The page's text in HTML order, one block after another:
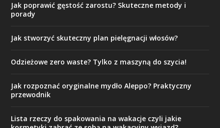
Jak poprawić gęstość zarostu? Skuteczne metody i
porady
Jak stworzyć skuteczny plan pielęgnacji włosów?
Odzieżowe zero waste? Tylko z maszyną do szycia!
Jak rozpoznać oryginalne mydło Aleppo? Praktyczny
przewodnik
Lista rzeczy do spakowania na wakacje czyli jakie